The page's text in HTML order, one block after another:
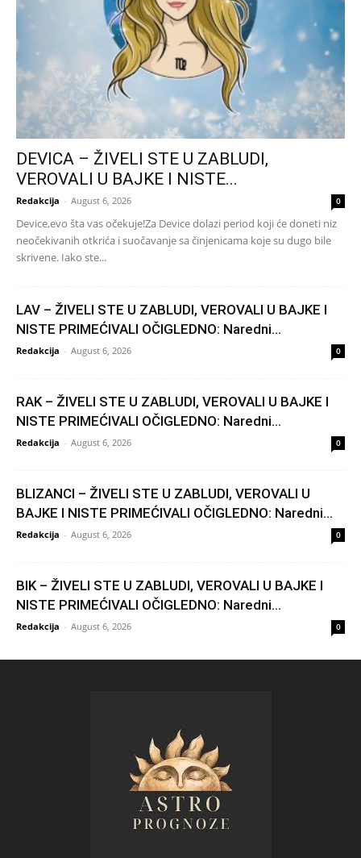
DEVICA – ŽIVELI STE U ZABLUDI,
VEROVALI U BAJKE I NISTE...
Redakcija - August 6, 2026 0
Device,evo šta vas očekuje!Za Device dolazi period koji će doneti niz
neočekivanih otkrića i suočavanje sa činjenicama koje su dugo bile
skrivene. Iako ste...
LAV – ŽIVELI STE U ZABLUDI, VEROVALI U BAJKE I
NISTE PRIMEĆIVALI OČIGLEDNO: Naredni...
Redakcija - August 6, 2026 0
RAK – ŽIVELI STE U ZABLUDI, VEROVALI U BAJKE I
NISTE PRIMEĆIVALI OČIGLEDNO: Naredni...
Redakcija - August 6, 2026 0
BLIZANCI – ŽIVELI STE U ZABLUDI, VEROVALI U
BAJKE I NISTE PRIMEĆIVALI OČIGLEDNO: Naredni...
Redakcija - August 6, 2026 0
BIK – ŽIVELI STE U ZABLUDI, VEROVALI U BAJKE I
NISTE PRIMEĆIVALI OČIGLEDNO: Naredni...
Redakcija - August 6, 2026 0